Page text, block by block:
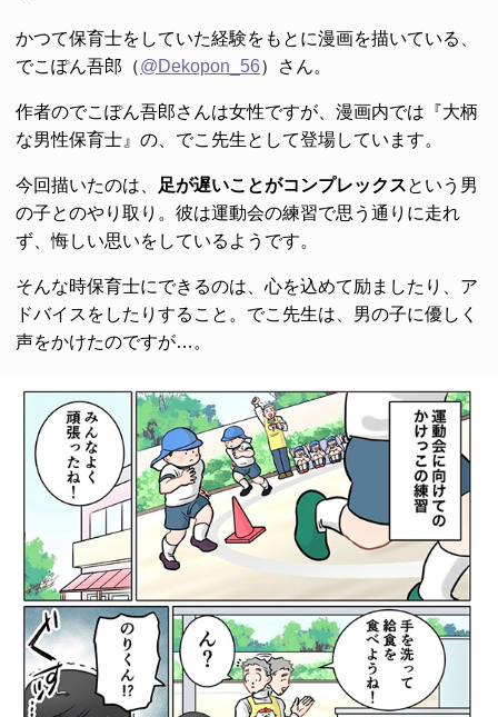
かつて保育士をしていた経験をもとに漫画を描いている、
でこぽん吾郎（@Dekopon_56）さん。
作者のでこぽん吾郎さんは女性ですが、漫画内では『大柄
な男性保育士』の、でこ先生として登場しています。
今回描いたのは、 足が遅いことがコンプレックスという男
の子とのやり取り。彼は運動会の練習で思う通りに走れ
ず、悔しい思いをしているようです。
そんな時保育士にできるのは、心を込めて励ましたり、ア
ドバイスをしたりすること。でこ先生は、男の子に優しく
声をかけたのですが…。